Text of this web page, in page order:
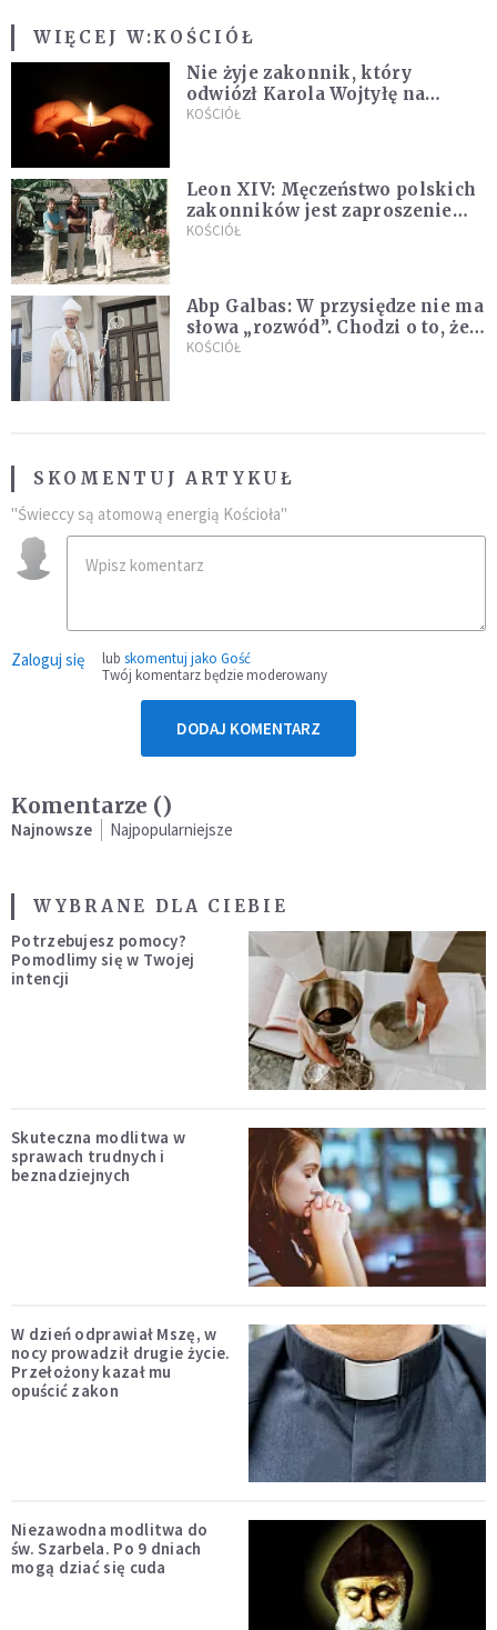
WIĘCEJ W:KOŚCIÓŁ
Nie żyje zakonnik, który
odwiózł Karola Wojtyłę na
konklawe. Jan Paweł II nazywał
KOŚCIÓŁ
Leon XIV: Męczeństwo polskich
zakonników jest zaproszeniem
do jedności i misji całego
KOŚCIÓŁ
Abp Galbas: W przysiędze nie ma
słowa „rozwód”. Chodzi o to, że
„cię nie opuszczę”
KOŚCIÓŁ
SKOMENTUJ ARTYKUŁ
"Świeccy są atomową energią Kościoła"
Zaloguj się lub skomentuj jako Gość
Twój komentarz będzie moderowany
DODAJ KOMENTARZ
Komentarze ()
Najnowsze Najpopularniejsze
WYBRANE DLA CIEBIE
Potrzebujesz pomocy?
Pomodlimy się w Twojej
intencji
Skuteczna modlitwa w
sprawach trudnych i
beznadziejnych
W dzień odprawiał Mszę, w
nocy prowadził drugie życie.
Przełożony kazał mu
opuścić zakon
Niezawodna modlitwa do
św. Szarbela. Po 9 dniach
mogą dziać się cuda